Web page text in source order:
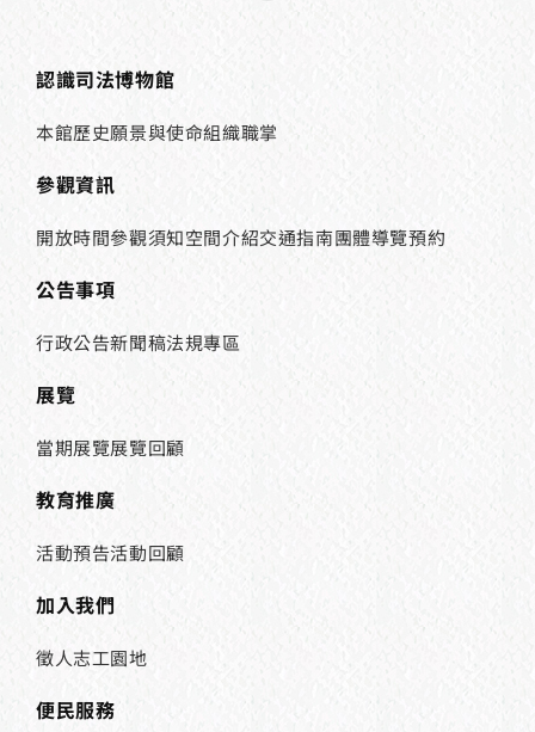
認識司法博物館
本館歷史願景與使命組織職掌
參觀資訊
開放時間參觀須知空間介紹交通指南團體導覽預約
公告事項
行政公告新聞稿法規專區
展覽
當期展覽展覽回顧
教育推廣
活動預告活動回顧
加入我們
徵人志工園地
便民服務